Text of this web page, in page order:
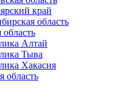
край
область
Алтай
Тыва
Хакасия
область